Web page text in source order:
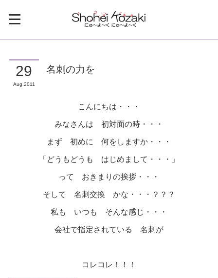
29
Aug 2011
名刺の力を
こんにちは・・・
みなさんは 初対面の時・・・
まず 初めに 何をしますか・・・
「どうもどうも はじめまして・・・」
って おきまりの挨拶・・・
そして 名刺交換 かな・・・？？？
私も いつも そんな感じ・・・
会社で指定されている 名刺が
コレコレ！！！